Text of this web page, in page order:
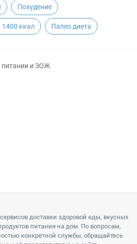
Похудение
1400 ккал Палео диета
и ЗОЖ
доставки здоровой еды, вкусных
питания на дом. По вопросам,
конкретной службы, обращайтесь